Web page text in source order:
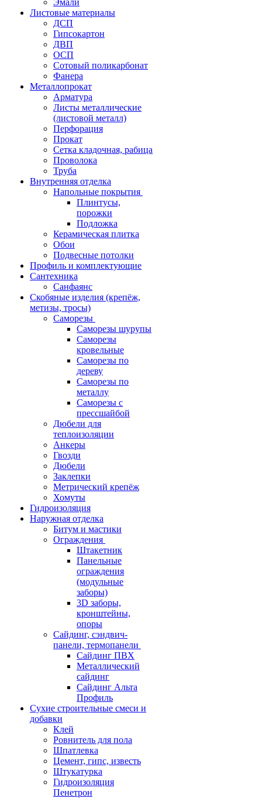
Эмали
Листовые материалы
ДСП
Гипсокартон
ДВП
ОСП
Сотовый поликарбонат
Фанера
Металлопрокат
Арматура
Листы металлические
(листовой металл)
Перфорация
Прокат
Сетка кладочная, рабица
Проволока
Труба
Внутренняя отделка
Напольные покрытия
Плинтусы,
порожки
Подложка
Керамическая плитка
Обои
Подвесные потолки
Профиль и комплектующие
Сантехника
Санфаянс
Скобяные изделия (крепёж,
метизы, тросы)
Саморезы
Саморезы шурупы
Саморезы
кровельные
Саморезы по
дереву
Саморезы по
металлу
Саморезы с
прессшайбой
Дюбели для
теплоизоляции
Анкеры
Гвозди
Дюбели
Заклепки
Метрический крепёж
Хомуты
Гидроизоляция
Наружная отделка
Битум и мастики
Ограждения
Штакетник
Панельные
ограждения
(модульные
заборы)
3D заборы,
кронштейны,
опоры
Cайдинг, сэндвич-
панели, термопанели
Сайдинг ПВХ
Металлический
сайдинг
Сайдинг Альта
Профиль
Сухие строительные смеси и
добавки
Клей
Ровнитель для пола
Шпатлевка
Цемент, гипс, известь
Штукатурка
Гидроизоляция
Пенетрон